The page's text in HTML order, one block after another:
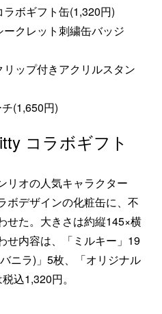
ラボギフト缶(1,320円)
ークレット刺繍缶バッジ
リップ付きアクリルスタン
(1,650円)
コラボギフト
リオの人気キャラクター
ボデザインの化粧缶に、不
せた。大きさは約縦145×横
せ内容は、「ミルキー」19
ニラ)」5枚、「オリジナル
込1,320円。